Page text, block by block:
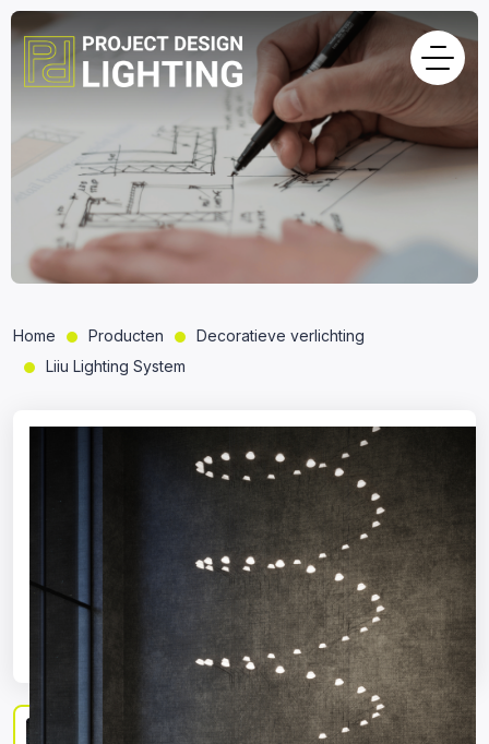
Home Producten
Decoratieve verlichting
Liiu Lighting System